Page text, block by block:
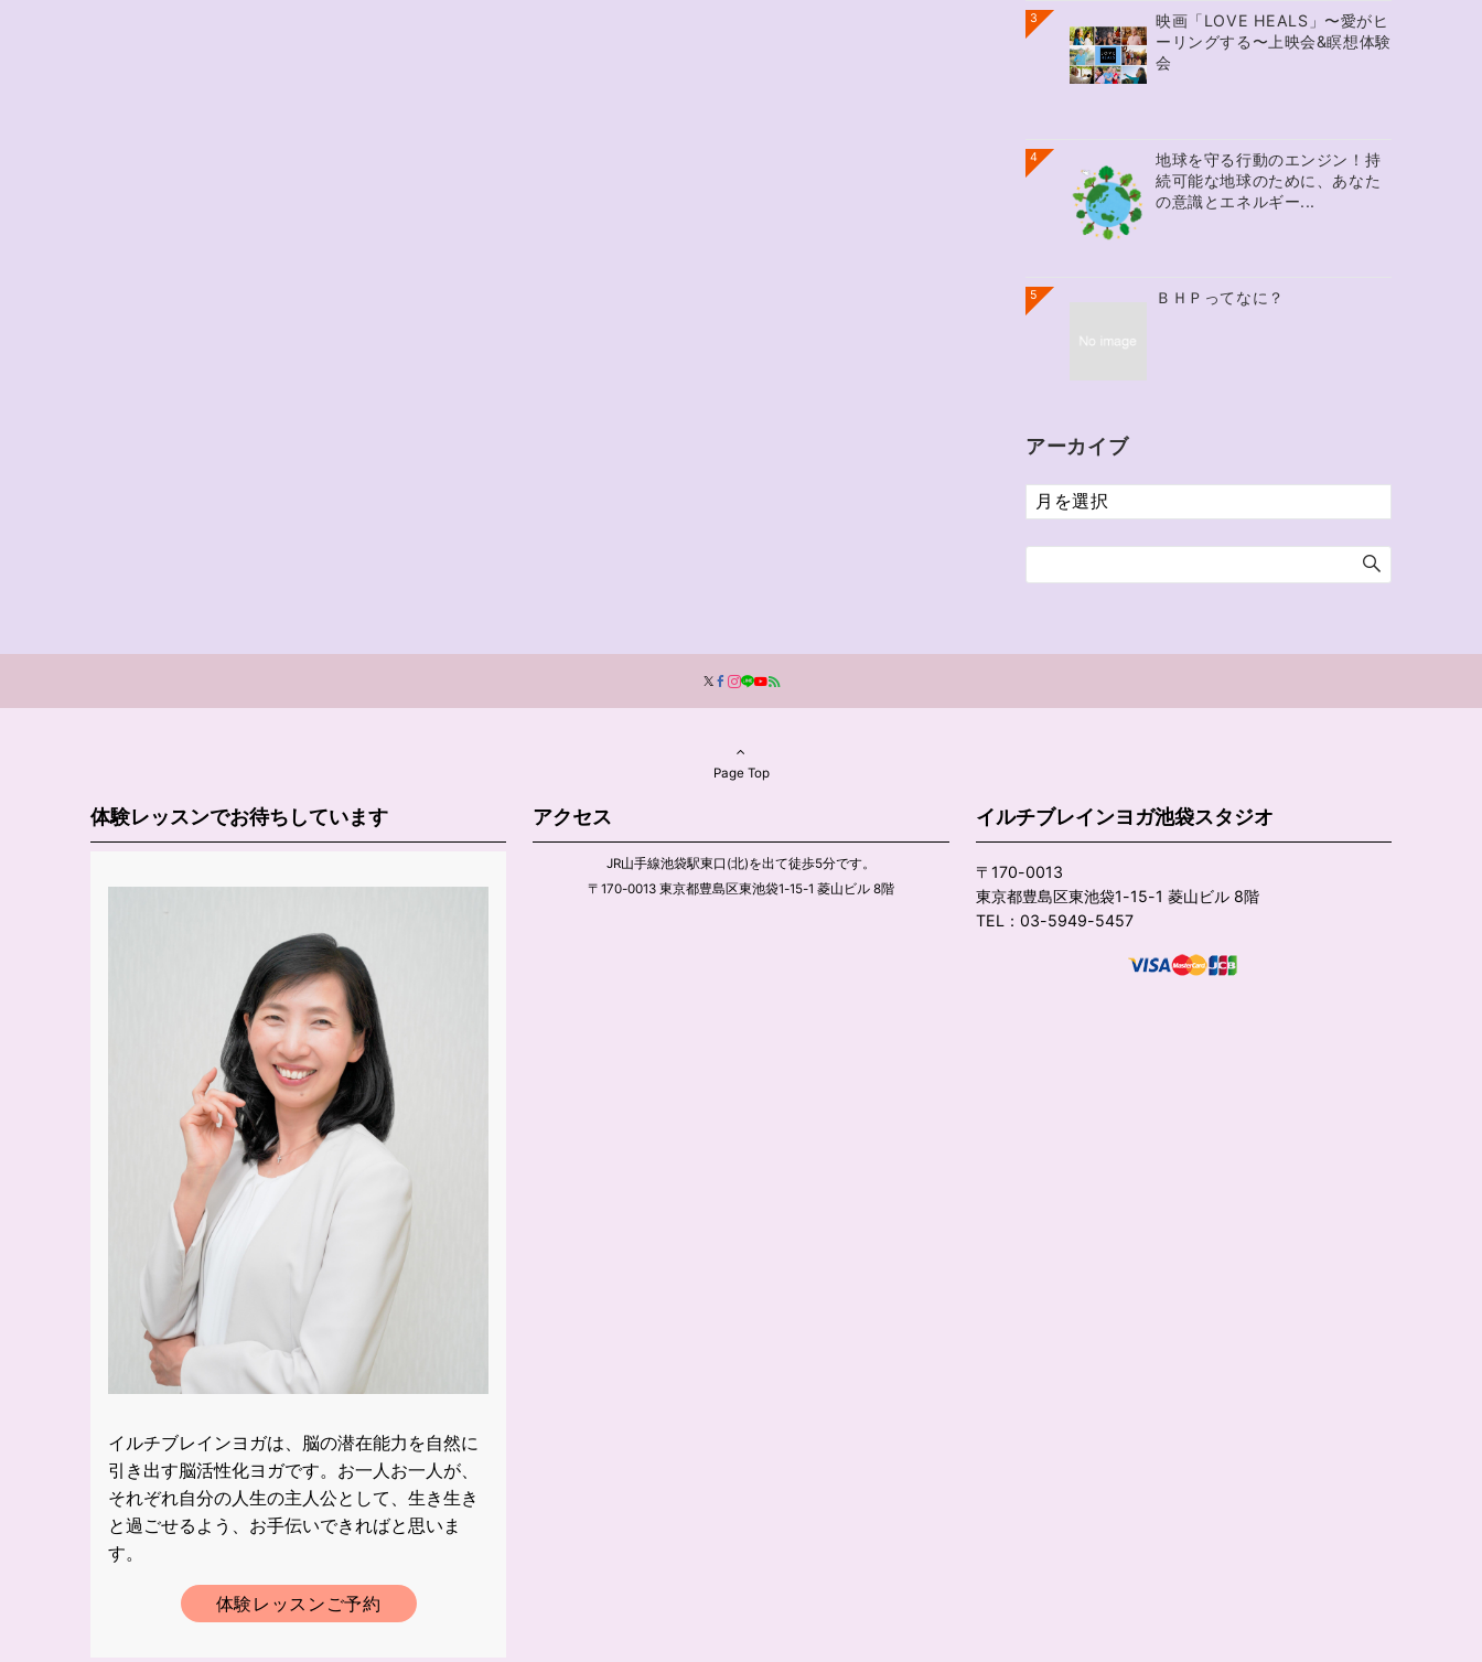
3
映画「LOVE HEALS」〜愛がヒ
ーリングする〜上映会&瞑想体験
会
4
地球を守る行動のエンジン！持
続可能な地球のために、あなた
の意識とエネルギー...
5 ＢＨＰってなに？
アーカイブ
ア
ー
ブ
Page Top
体験レッスンでお待ちしています
イルチブレインヨガは、脳の潜在能力を自然に
引き出す脳活性化ヨガです。お一人お一人が、
それぞれ自分の人生の主人公として、生き生き
と過ごせるよう、お手伝いできればと思いま
す。
体験レッスンご予約
アクセス
JR山手線池袋駅東口(北)を出て徒歩5分です。
〒170-0013 東京都豊島区東池袋1-15-1 菱山ビル 8階
イルチブレインヨガ池袋スタジオ
〒170-0013
東京都豊島区東池袋1-15-1 菱山ビル 8階
TEL：03-5949-5457